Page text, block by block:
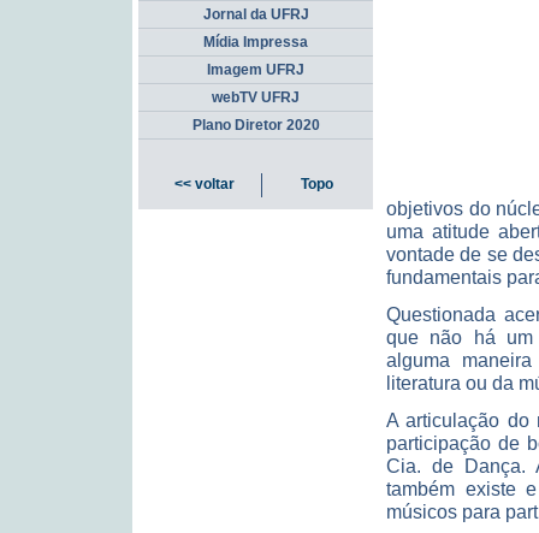
objetivos do
uma atitude
vontade de se
fundamentais
Questionada
que não há um
alguma
literatura ou da
A articulação do
participação de
Cia. de Dança.
também existe
músicos para
Jornal da UFRJ
Mídia Impressa
Imagem UFRJ
webTV UFRJ
Plano Diretor 2020
<< voltar Topo